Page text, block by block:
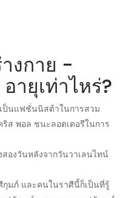
งกาย -
ายุเท่าไหร่?
ป็นแฟชั่นนิสต้าในการสวม
ส พอล ชนะลอตเตอรีในการ
สองวันหลังจากวันวาเลนไทน์
กุมภ์ และคนในราศีนี้ก็เป็นที่รู้